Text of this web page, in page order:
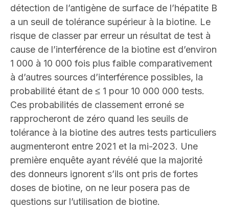
détection de l’antigène de surface de l’hépatite B
a un seuil de tolérance supérieur à la biotine. Le
risque de classer par erreur un résultat de test à
cause de l’interférence de la biotine est d’environ
1 000 à 10 000 fois plus faible comparativement
à d’autres sources d’interférence possibles, la
probabilité étant de ≤ 1 pour 10 000 000 tests.
Ces probabilités de classement erroné se
rapprocheront de zéro quand les seuils de
tolérance à la biotine des autres tests particuliers
augmenteront entre 2021 et la mi-2023. Une
première enquête ayant révélé que la majorité
des donneurs ignorent s’ils ont pris de fortes
doses de biotine, on ne leur posera pas de
questions sur l’utilisation de biotine.